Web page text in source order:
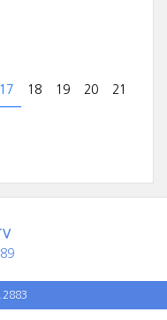
17 18 19 20 21